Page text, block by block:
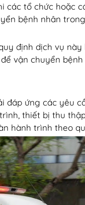
các tổ chức hoặc
bệnh nhân
định dịch vụ
vận chuyển
ứng các yêu
thiết bị thu
hành trình theo